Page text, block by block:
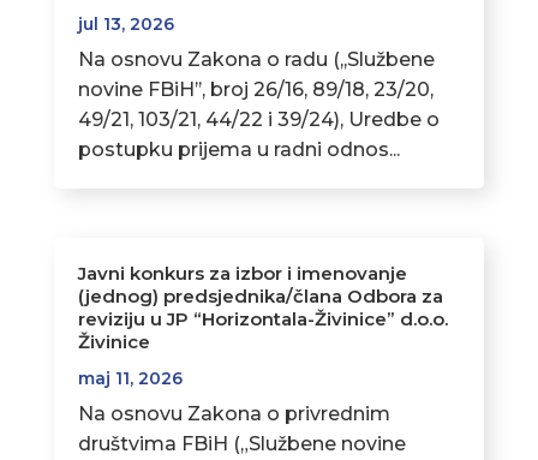
jul 13, 2026
Na osnovu Zakona o radu (,,Službene
novine FBiH’’, broj 26/16, 89/18, 23/20,
49/21, 103/21, 44/22 i 39/24), Uredbe o
postupku prijema u radni odnos...
Javni konkurs za izbor i imenovanje
(jednog) predsjednika/člana Odbora za
reviziju u JP “Horizontala-Živinice” d.o.o.
Živinice
maj 11, 2026
Na osnovu Zakona o privrednim
društvima FBiH („Službene novine